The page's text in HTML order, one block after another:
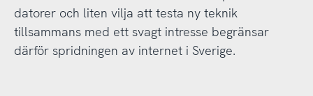
datorer och liten vilja att testa ny teknik
tillsammans med ett svagt intresse begränsar
därför spridningen av internet i Sverige.